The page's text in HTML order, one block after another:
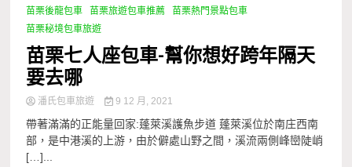
苗栗後龍包車
苗栗旅遊包車推薦
苗栗熱門景點包車
苗栗秘境包車旅遊
苗栗七人座包車-幫你想好跨年隔天
要去哪
潘氏包車旅遊 9 12 月, 2021
帶著滿滿的正能量回家:蓬萊溪護魚步道 蓬萊溪位於南庄西南
部，是中港溪的上游，由於僻處山野之間，溪流兩側峰巒陡峭
[…]...